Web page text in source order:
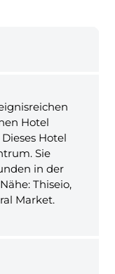
Hotel
Hotel
Sie
in der
Thiseio,
Market.